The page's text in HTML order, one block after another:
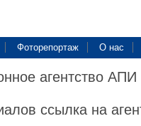
Фоторепортаж О нас
агентство
ссылка на